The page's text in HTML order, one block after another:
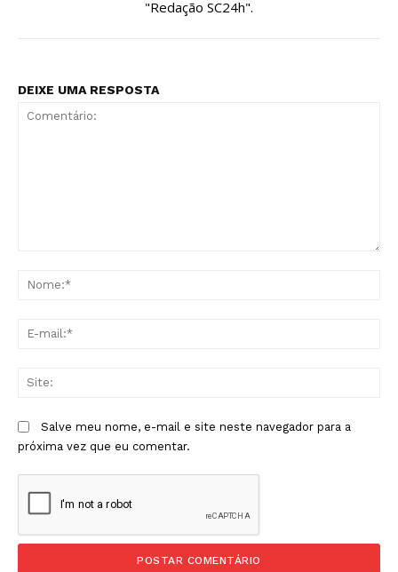
"Redação SC24h".
DEIXE UMA RESPOSTA
Salve meu nome, e-mail e site neste navegador para a
próxima vez que eu comentar.